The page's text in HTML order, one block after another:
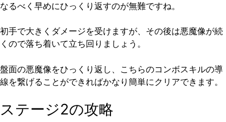
なるべく早めにひっくり返すのが無難ですね。
初手で大きくダメージを受けますが、その後は悪魔像が続
くので落ち着いて立ち回りましょう。
盤面の悪魔像をひっくり返し、こちらのコンボスキルの導
線を繋げることができればかなり簡単にクリアできます。
ステージ2の攻略